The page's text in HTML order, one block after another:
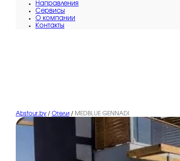
Направления
Сервисы
O компании
Контакты
Abstour.by / Отели / MEDBLUE GENNADI